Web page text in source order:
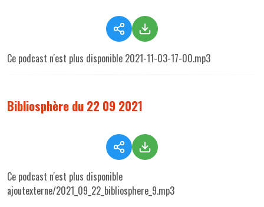
Ce podcast n'est plus disponible 2021-11-03-17-00.mp3
Bibliosphère du 22 09 2021
Ce podcast n'est plus disponible
ajoutexterne/2021_09_22_bibliosphere_9.mp3